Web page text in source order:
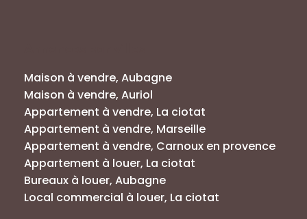
Maison à vendre, Aubagne
Maison à vendre, Auriol
Appartement à vendre, La ciotat
Appartement à vendre, Marseille
Appartement à vendre, Carnoux en provence
Appartement à louer, La ciotat
Bureaux à louer, Aubagne
Local commercial à louer, La ciotat